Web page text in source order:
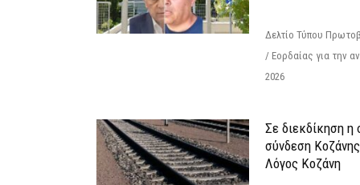
Δελτίο Τύπου
/ Εορδαίας για την
2026
Σε διεκδίκηση η
σύνδεση
Λόγος Κοζάνη